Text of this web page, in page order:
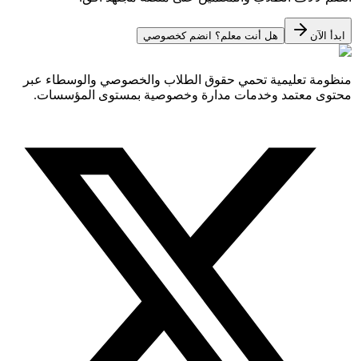
ابدأ الآن هل أنت معلم؟ انضم كخصوصي
منظومة تعليمية تحمي حقوق الطلاب والخصوصي والوسطاء عبر
محتوى معتمد وخدمات مدارة وخصوصية بمستوى المؤسسات.